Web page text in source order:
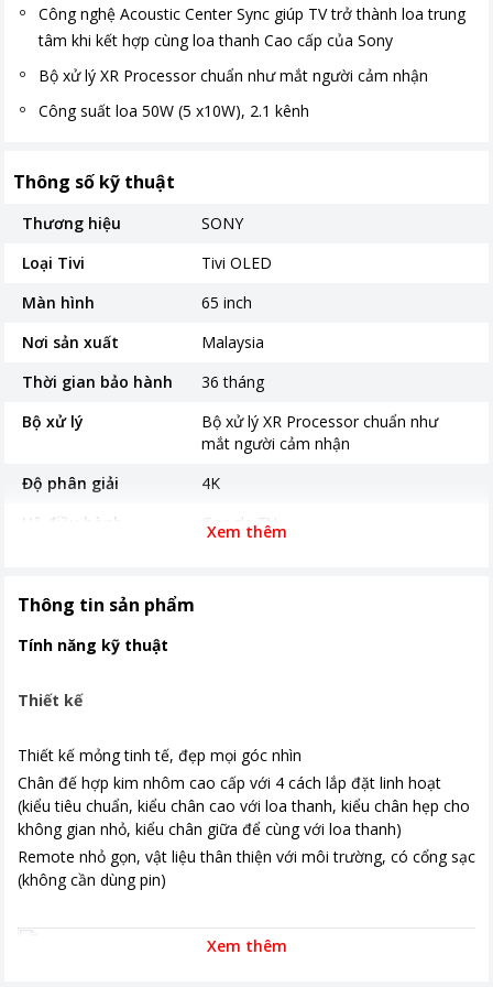
Công nghệ Acoustic Center Sync giúp TV trở thành loa trung
tâm khi kết hợp cùng loa thanh Cao cấp của Sony
Bộ xử lý XR Processor chuẩn như mắt người cảm nhận
Công suất loa 50W (5 x10W), 2.1 kênh
Thông số kỹ thuật
Thương hiệu
SONY
Loại Tivi
Tivi OLED
Màn hình
65 inch
Nơi sản xuất
Malaysia
Thời gian bảo hành
36 tháng
Bộ xử lý
Bộ xử lý XR Processor chuẩn như
mắt người cảm nhận
Độ phân giải
4K
Hệ điều hành
Google TV
Tiện ích
Ứng dụng phổ biến
Cổng kết nối
Kích thước có chân
24.8 cm
Khối lượng có chân
23.2 kg
Kích thước không chân
Ngang 144.2 cm - Cao 82.9 cm - Dày
3.7 cm
- Bộ xử lý XR Processor chuẩn như
Xem thêm
Thông tin sản phẩm
Tính năng kỹ thuật
Thiết kế
Thiết kế mỏng tinh tế, đẹp mọi góc nhìn
Chân đế hợp kim nhôm cao cấp với 4 cách lắp đặt linh hoạt
(kiểu tiêu chuẩn, kiểu chân cao với loa thanh, kiểu chân hẹp cho
không gian nhỏ, kiểu chân giữa để cùng với loa thanh)
Remote nhỏ gọn, vật liệu thân thiện với môi trường, có cổng sạc
(không cần dùng pin)
Xem thêm